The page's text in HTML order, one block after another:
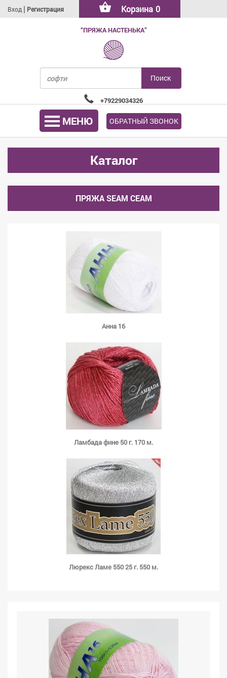
Вход | Регистрация Корзина 0
“ПРЯЖА НАСТЕНЬКА”
+79229034326
МЕНЮ ОБРАТНЫЙ ЗВОНОК
Каталог
ПРЯЖА SEAM СЕАМ
Анна 16
Ламбада фине 50 г. 170 м.
Люрекс Ламе 550 25 г. 550 м.